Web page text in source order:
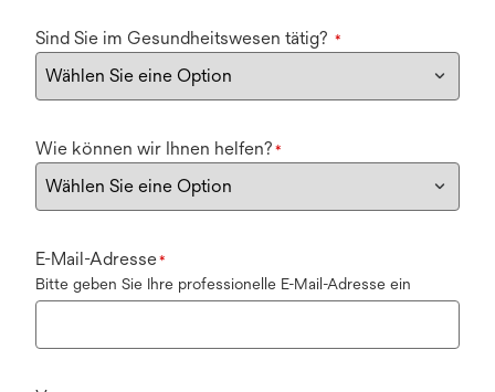
Sind Sie im Gesundheitswesen tätig? *
Wie können wir Ihnen helfen? *
E-Mail-Adresse*
Bitte geben Sie Ihre professionelle E-Mail-Adresse ein